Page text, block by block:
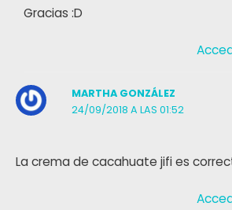
Gracias :D
MARTHA GONZÁLEZ
24/09/2018 A LAS 01:52
La crema de cacahuate jifi es